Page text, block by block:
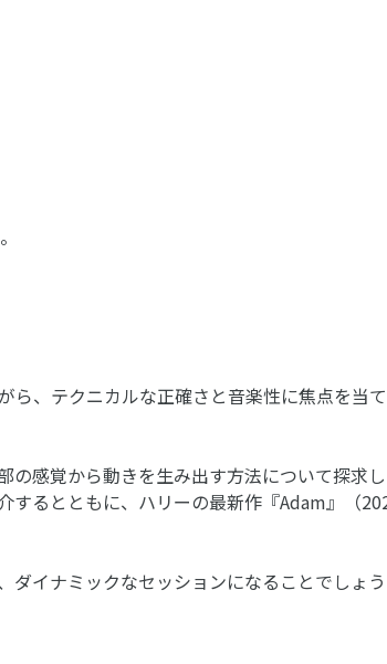
、テクニカルな正確さと音楽性に焦点を当
感覚から動きを生み出す方法について探求
るとともに、ハリーの最新作『Adam』（
イナミックなセッションになることでしょう